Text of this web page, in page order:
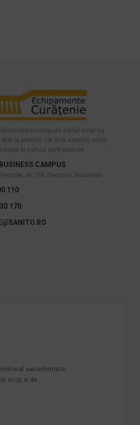
concepute astfel incat sa
la interior, cat si la exterior, unde
si traficul sunt intense.
CAMPUS
Nr, 3W, Sector 6, Bucuresti
110
170
sau informativ
scop, si de